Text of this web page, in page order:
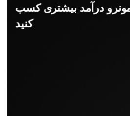
درآمد بیشتری کسب
کنید